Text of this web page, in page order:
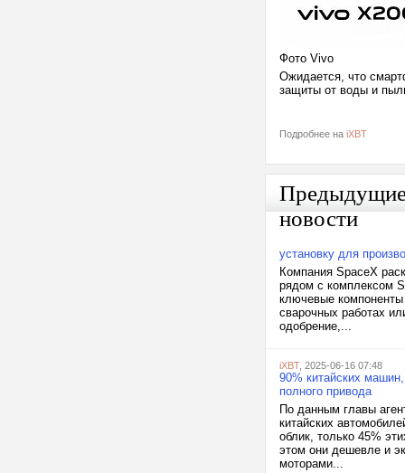
Фото Vivo
Ожидается, что
защиты от воды и
Подробнее на iXBT
новости
установку для
Компания SpaceX
рядом с комплексом
ключевые
сварочных работах
одобрение,...
iXBT, 2025-06-16 07:48
90% китайских
полного привода
По данным главы
китайских
облик, только 45%
этом они дешевле и
моторами...